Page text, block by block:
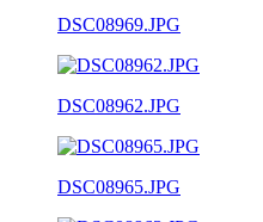
DSC08969.JPG
DSC08962.JPG
DSC08965.JPG